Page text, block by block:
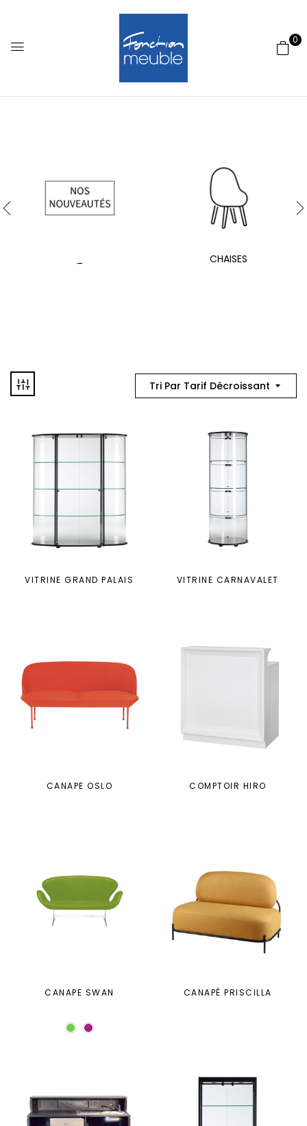
0
CHAISES
Tri Par Tarif Décroissant
VITRINE GRAND PALAIS VITRINE CARNAVALET
CANAPE OSLO COMPTOIR HIRO
CANAPE SWAN CANAPÉ PRISCILLA